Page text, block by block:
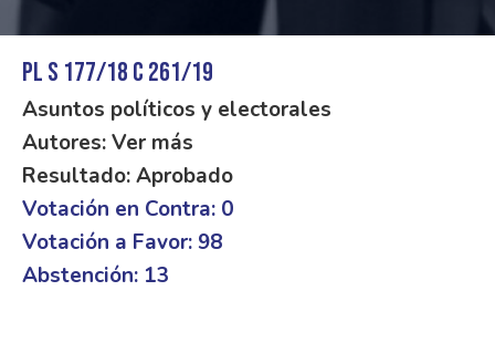
PL S 177/18 C 261/19
Asuntos políticos y electorales
Autores: Ver más
Resultado: Aprobado
Votación en Contra: 0
Votación a Favor: 98
Abstención: 13